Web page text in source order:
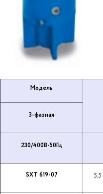
Модель
3-фазная
230/400В-50Гц
SXT 619-07 5,5